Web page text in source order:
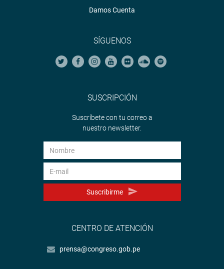
Damos Cuenta
SÍGUENOS
SUSCRIPCIÓN
Suscríbete con tu correo a
nuestro newsletter.
Suscribirme
CENTRO DE ATENCIÓN
prensa@congreso.gob.pe